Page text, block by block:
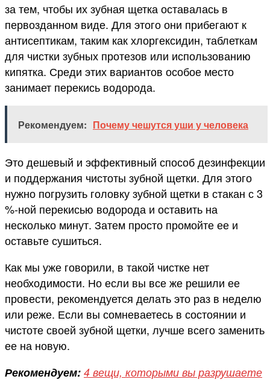
за тем, чтобы их зубная щетка оставалась в
первозданном виде. Для этого они прибегают к
антисептикам, таким как хлоргексидин, таблеткам
для чистки зубных протезов или использованию
кипятка. Среди этих вариантов особое место
занимает перекись водорода.
Рекомендуем: Почему чешутся уши у человека
Это дешевый и эффективный способ дезинфекции
и поддержания чистоты зубной щетки. Для этого
нужно погрузить головку зубной щетки в стакан с 3
%-ной перекисью водорода и оставить на
несколько минут. Затем просто промойте ее и
оставьте сушиться.
Как мы уже говорили, в такой чистке нет
необходимости. Но если вы все же решили ее
провести, рекомендуется делать это раз в неделю
или реже. Если вы сомневаетесь в состоянии и
чистоте своей зубной щетки, лучше всего заменить
ее на новую.
Рекомендуем: 4 вещи, которыми вы разрушаете